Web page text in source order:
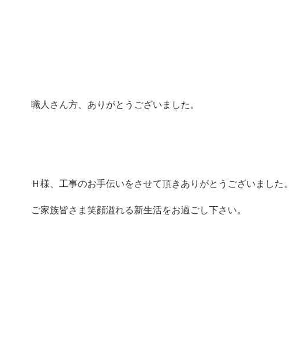
職人さん方、ありがとうございました。
Ｈ様、工事のお手伝いをさせて頂きありがとうございました。
ご家族皆さま笑顔溢れる新生活をお過ごし下さい。